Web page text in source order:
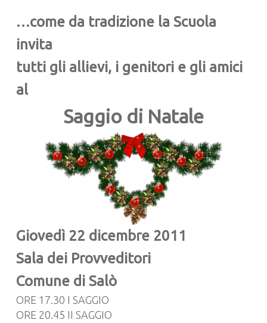
…come da tradizione la Scuola
invita
tutti gli allievi, i genitori e gli amici
al
Saggio di Natale
Giovedì 22 dicembre 2011
Sala dei Provveditori
Comune di Salò
ORE 17.30 I SAGGIO
ORE 20.45 II SAGGIO